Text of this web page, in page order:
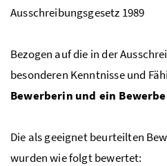
Ausschreibungsgesetz 1989
Bezogen auf die in der
besonderen Kenntnisse und
Bewerberin und ein
Die als geeignet beurteilten
wurden wie folgt bewertet: